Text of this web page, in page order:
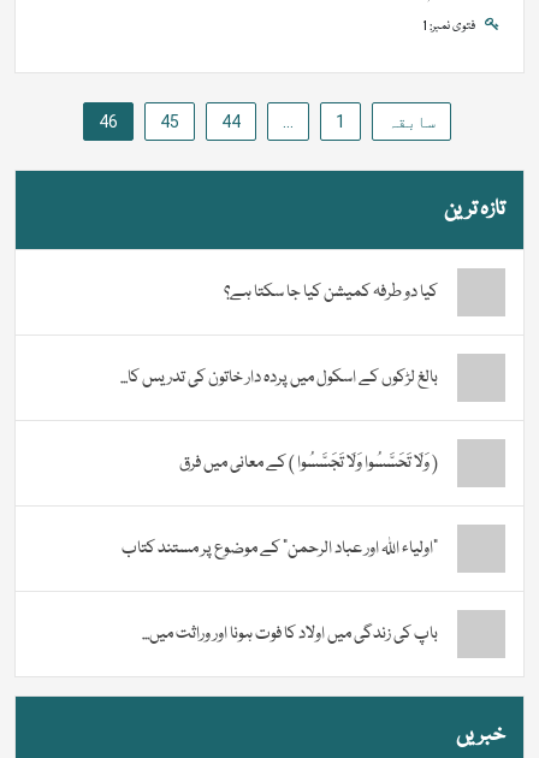
فتوی نمبر: 1
pagination
سابقہ 1
…
44
45
46
تازہ ترین
کیا دو طرفہ کمیشن کیا جا سکتا ہے؟
بالغ لڑکوں کے اسکول میں پردہ دار خاتون کی تدریس کا...
( وَلَا تَحَسَّسُوا وَلَا تَجَسَّسُوا ) کے معانی میں فرق
“اولیاء اللہ اور عباد الرحمن” کے موضوع پر مستند کتاب
باپ کی زندگی میں اولاد کا فوت ہونا اور وراثت میں...
خبریں